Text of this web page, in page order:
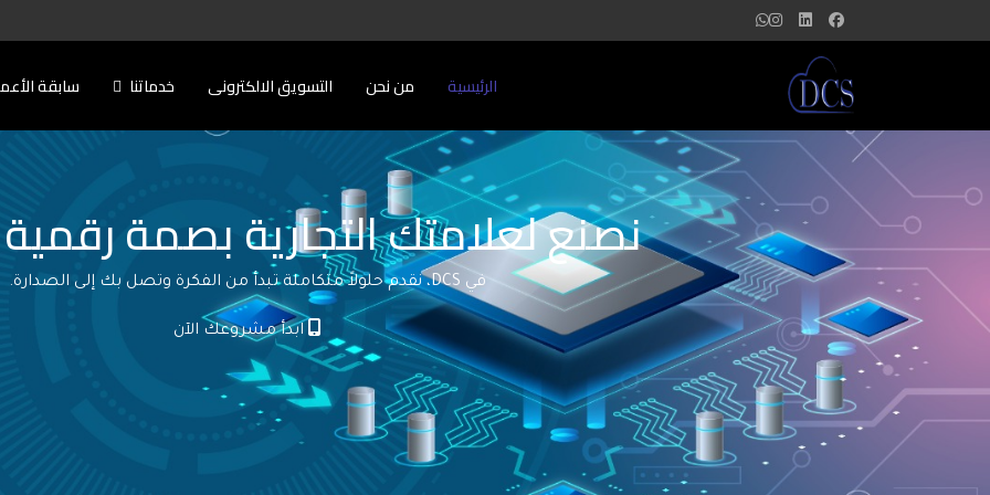
الرئيسية من نحن التسويق الالكترونى خدماتنا سابقة
نصنع لعلامتك التجارية بصمة
في DCS، نقدم حلولاً متكاملة تبدأ من الفكرة وتصل بك إلى الصدارة.
ابدأ مشروعك الآن